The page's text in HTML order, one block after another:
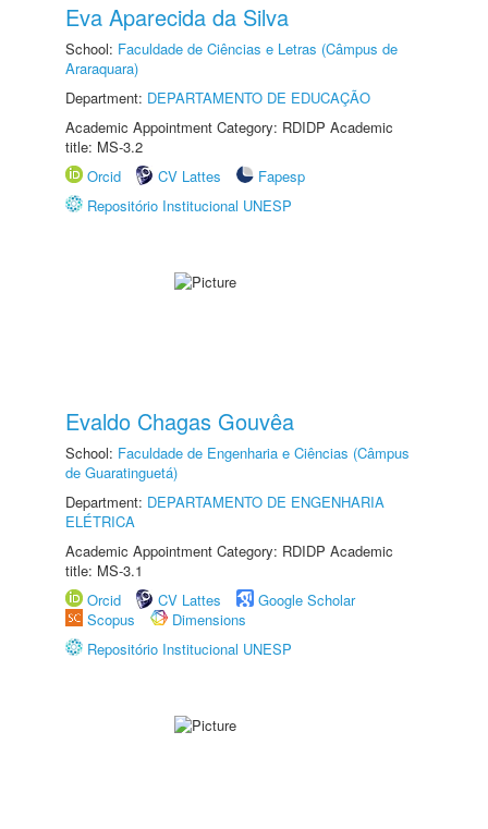
Eva Aparecida da Silva
School: Faculdade de Ciências e Letras (Câmpus de
Araraquara)
Department: DEPARTAMENTO DE EDUCAÇÃO
Academic Appointment Category: RDIDP Academic
title: MS-3.2
Orcid
CV Lattes
Fapesp
Repositório Institucional UNESP
Evaldo Chagas Gouvêa
School: Faculdade de Engenharia e Ciências (Câmpus
de Guaratinguetá)
Department: DEPARTAMENTO DE ENGENHARIA
ELÉTRICA
Academic Appointment Category: RDIDP Academic
title: MS-3.1
Orcid
CV Lattes
Google Scholar
Scopus
Dimensions
Repositório Institucional UNESP